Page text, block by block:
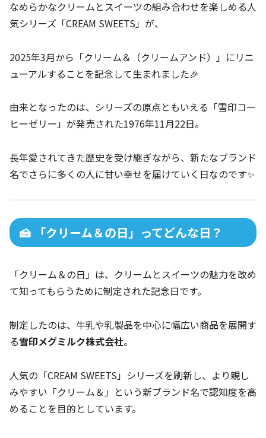
なめらかなクリームとスイーツの組み合わせを楽しめる人
気シリーズ「CREAM SWEETS」が、
2025年3月から「クリーム＆（クリームアンド）」にリニ
ューアルすることを記念して生まれました🎉
由来となったのは、シリーズの原点ともいえる「雪印コー
ヒーゼリー」が発売された1976年11月22日。
長年愛されてきた歴史を受け継ぎながら、新たなブランド
名でさらに多くの人に甘い幸せを届けていく日なのです✨
🍰 「クリーム＆の日」ってどんな日？
「クリーム＆の日」は、クリームとスイーツの魅力を改め
て知ってもらうために制定された記念日です。
制定したのは、牛乳や乳製品を中心に幅広い商品を展開す
る雪印メグミルク株式会社。
人気の「CREAM SWEETS」シリーズを刷新し、より親し
みやすい「クリーム＆」という新ブランド名で認知度を高
めることを目的としています。